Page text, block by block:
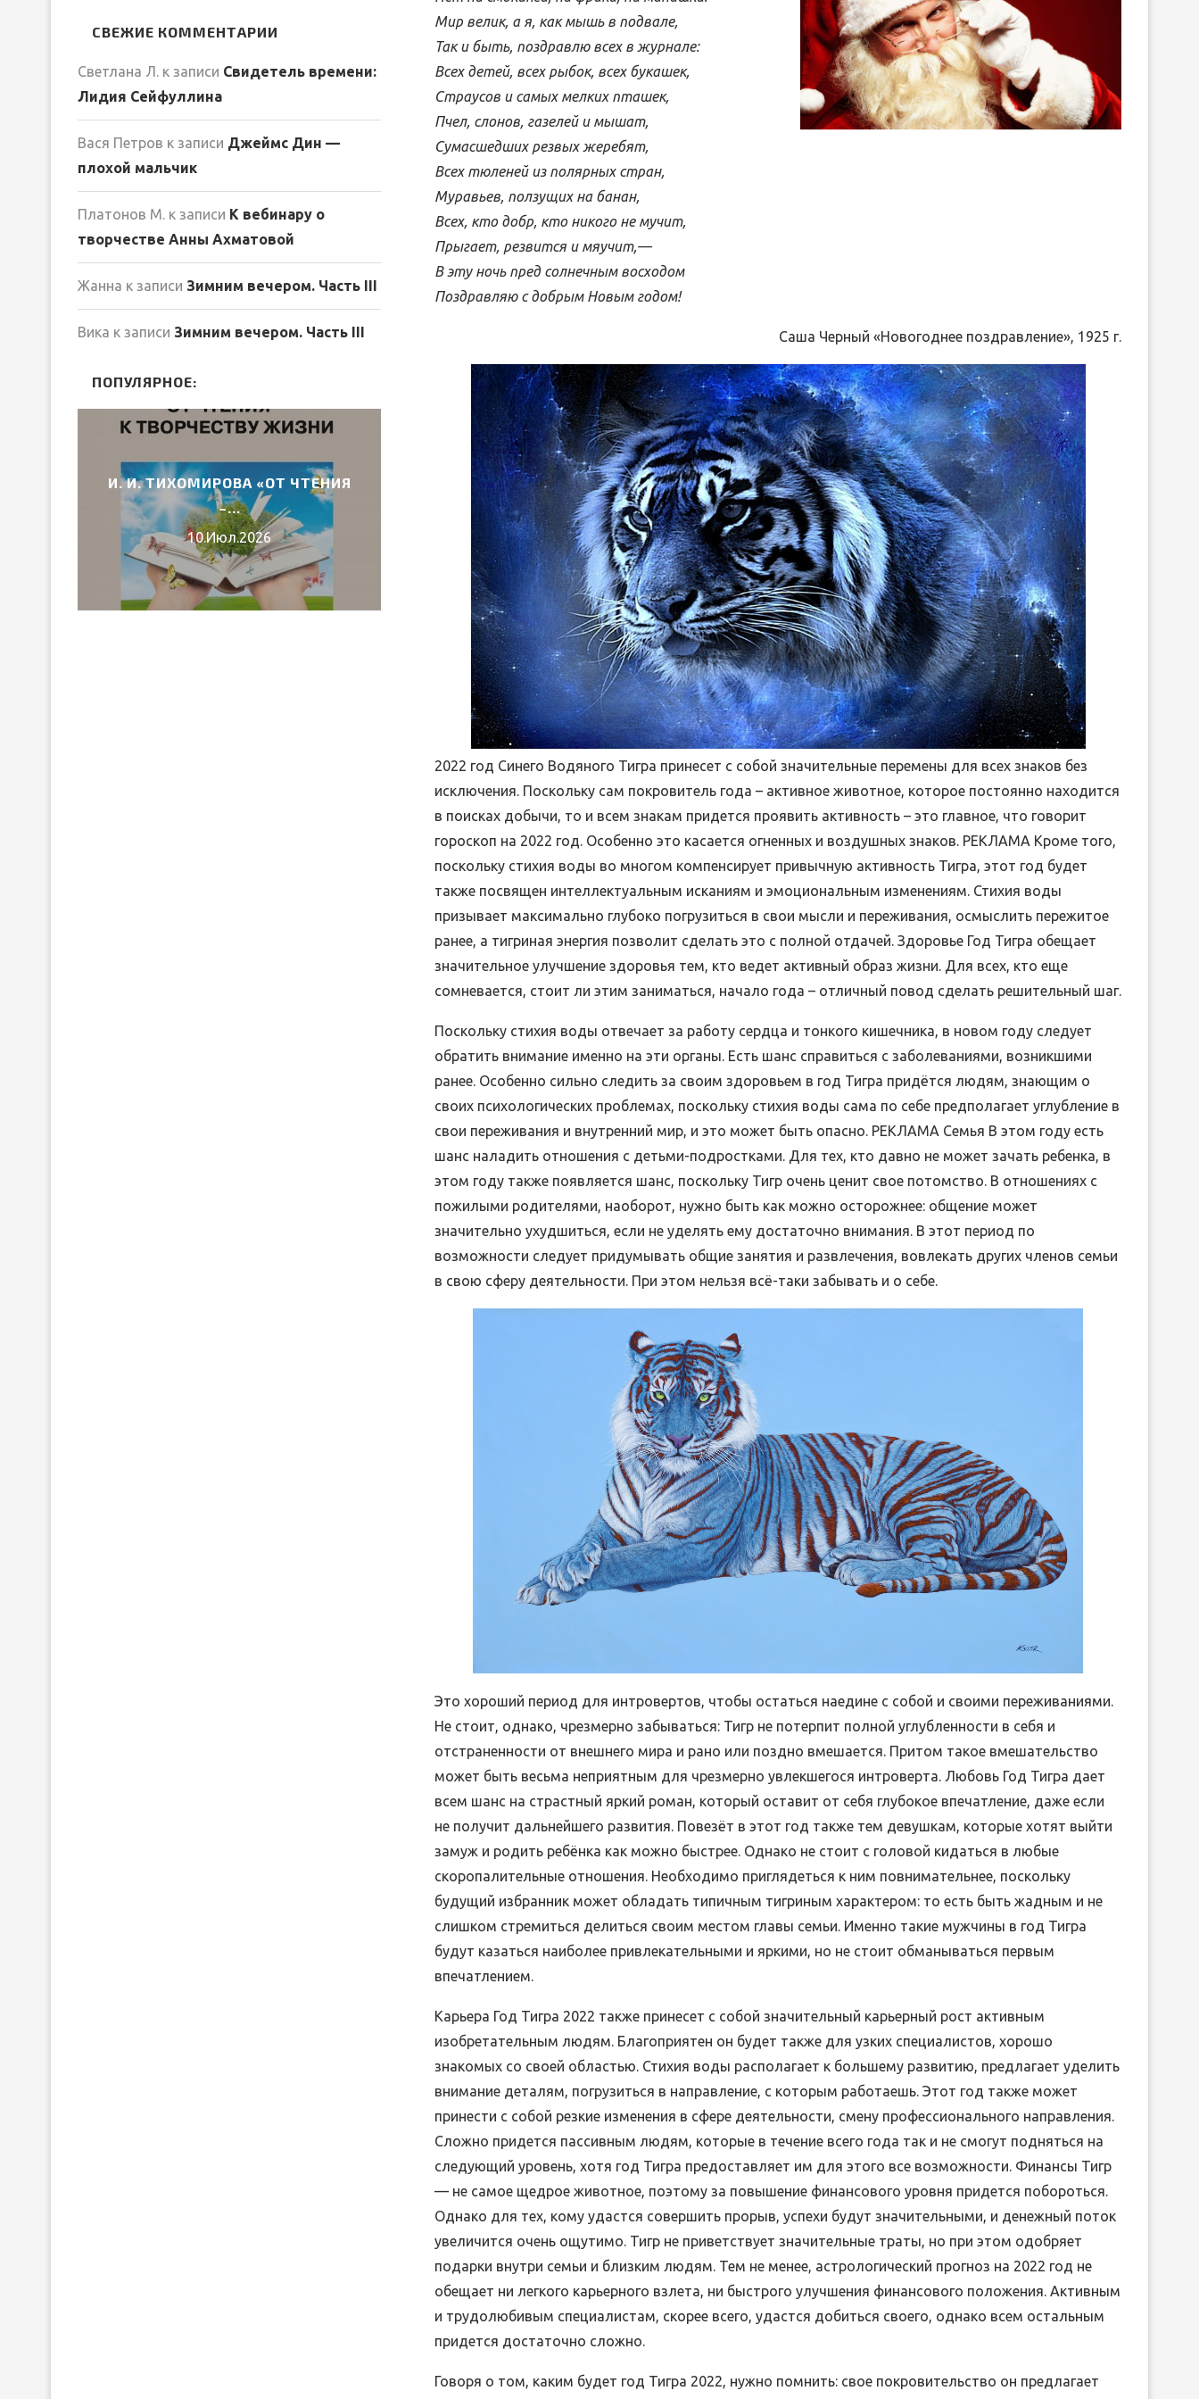
Мир велик, а я, как мышь в подвале,
Так и быть, поздравлю всех в журнале:
Всех детей, всех рыбок, всех букашек,
Страусов и самых мелких пташек,
Пчел, слонов, газелей и мышат,
Сумасшедших резвых жеребят,
Всех тюленей из полярных стран,
Муравьев, ползущих на банан,
Всех, кто добр, кто никого не мучит,
Прыгает, резвится и мяучит,—
В эту ночь пред солнечным восходом
Поздравляю с добрым Новым годом!
Саша Черный «Новогоднее поздравление», 1925 г.
2022 год Синего Водяного Тигра принесет с собой значительные перемены для всех знаков без
исключения. Поскольку сам покровитель года – активное животное, которое постоянно находится
в поисках добычи, то и всем знакам придется проявить активность – это главное, что говорит
гороскоп на 2022 год. Особенно это касается огненных и воздушных знаков. РЕКЛАМА Кроме того,
поскольку стихия воды во многом компенсирует привычную активность Тигра, этот год будет
также посвящен интеллектуальным исканиям и эмоциональным изменениям. Стихия воды
призывает максимально глубоко погрузиться в свои мысли и переживания, осмыслить пережитое
ранее, а тигриная энергия позволит сделать это с полной отдачей. Здоровье Год Тигра обещает
значительное улучшение здоровья тем, кто ведет активный образ жизни. Для всех, кто еще
сомневается, стоит ли этим заниматься, начало года – отличный повод сделать решительный шаг.
Поскольку стихия воды отвечает за работу сердца и тонкого кишечника, в новом году следует
обратить внимание именно на эти органы. Есть шанс справиться с заболеваниями, возникшими
ранее. Особенно сильно следить за своим здоровьем в год Тигра придётся людям, знающим о
своих психологических проблемах, поскольку стихия воды сама по себе предполагает углубление в
свои переживания и внутренний мир, и это может быть опасно. РЕКЛАМА Семья В этом году есть
шанс наладить отношения с детьми-подростками. Для тех, кто давно не может зачать ребенка, в
этом году также появляется шанс, поскольку Тигр очень ценит свое потомство. В отношениях с
пожилыми родителями, наоборот, нужно быть как можно осторожнее: общение может
значительно ухудшиться, если не уделять ему достаточно внимания. В этот период по
возможности следует придумывать общие занятия и развлечения, вовлекать других членов семьи
в свою сферу деятельности. При этом нельзя всё-таки забывать и о себе.
Это хороший период для интровертов, чтобы остаться наедине с собой и своими переживаниями.
Не стоит, однако, чрезмерно забываться: Тигр не потерпит полной углубленности в себя и
отстраненности от внешнего мира и рано или поздно вмешается. Притом такое вмешательство
может быть весьма неприятным для чрезмерно увлекшегося интроверта. Любовь Год Тигра дает
всем шанс на страстный яркий роман, который оставит от себя глубокое впечатление, даже если
не получит дальнейшего развития. Повезёт в этот год также тем девушкам, которые хотят выйти
замуж и родить ребёнка как можно быстрее. Однако не стоит с головой кидаться в любые
скоропалительные отношения. Необходимо приглядеться к ним повнимательнее, поскольку
будущий избранник может обладать типичным тигриным характером: то есть быть жадным и не
слишком стремиться делиться своим местом главы семьи. Именно такие мужчины в год Тигра
будут казаться наиболее привлекательными и яркими, но не стоит обманываться первым
впечатлением.
Карьера Год Тигра 2022 также принесет с собой значительный карьерный рост активным
изобретательным людям. Благоприятен он будет также для узких специалистов, хорошо
знакомых со своей областью. Стихия воды располагает к большему развитию, предлагает уделить
внимание деталям, погрузиться в направление, с которым работаешь. Этот год также может
принести с собой резкие изменения в сфере деятельности, смену профессионального направления.
Сложно придется пассивным людям, которые в течение всего года так и не смогут подняться на
следующий уровень, хотя год Тигра предоставляет им для этого все возможности. Финансы Тигр
— не самое щедрое животное, поэтому за повышение финансового уровня придется побороться.
Однако для тех, кому удастся совершить прорыв, успехи будут значительными, и денежный поток
увеличится очень ощутимо. Тигр не приветствует значительные траты, но при этом одобряет
подарки внутри семьи и близким людям. Тем не менее, астрологический прогноз на 2022 год не
обещает ни легкого карьерного взлета, ни быстрого улучшения финансового положения. Активным
и трудолюбивым специалистам, скорее всего, удастся добиться своего, однако всем остальным
придется достаточно сложно.
Говоря о том, каким будет год Тигра 2022, нужно помнить: свое покровительство он предлагает
СВЕЖИЕ КОММЕНТАРИИ
Светлана Л. к записи Свидетель времени:
Лидия Сейфуллина
Вася Петров к записи Джеймс Дин —
плохой мальчик
Платонов М. к записи К вебинару о
творчестве Анны Ахматовой
Жанна к записи Зимним вечером. Часть III
Вика к записи Зимним вечером. Часть III
ПОПУЛЯРНОЕ:
И. И. ТИХОМИРОВА «ОТ ЧТЕНИЯ
–...
10.Июл.2026
ВЕБИНАРЫ ИЮЛЯ 2026 ГОДА
30.Июн.2026
МИФЫ ДРЕВНЕЙ ГРЕЦИИ
15.Июн.2026
ЛИБРЕТТО ОПЕРЫ
ДОНИЦЕТТИ «ДОЧЬ